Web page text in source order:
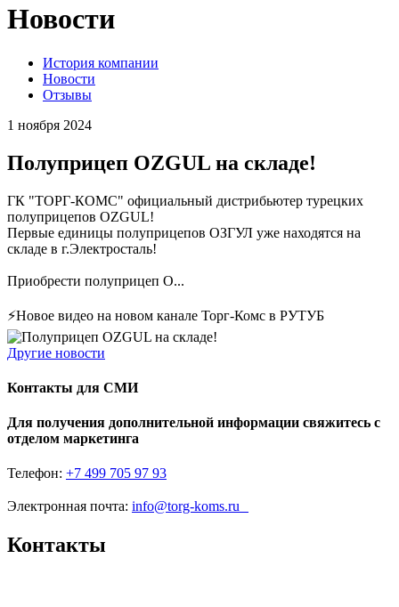
Новости
История компании
Новости
Отзывы
1 ноября 2024
Полуприцеп OZGUL на складе!
ГК "ТОРГ-КОМС" официальный дистрибьютер турецких
полуприцепов OZGUL!
Первые единицы полуприцепов ОЗГУЛ уже находятся на
складе в г.Электросталь!
Приобрести полуприцеп O...
⚡Новое видео на новом канале Торг-Комс в РУТУБ
Другие новости
Контакты для СМИ
Для получения дополнительной информации свяжитесь с
отделом маркетинга
Телефон: +7 499 705 97 93
Электронная почта: info@torg-koms.ru
Контакты